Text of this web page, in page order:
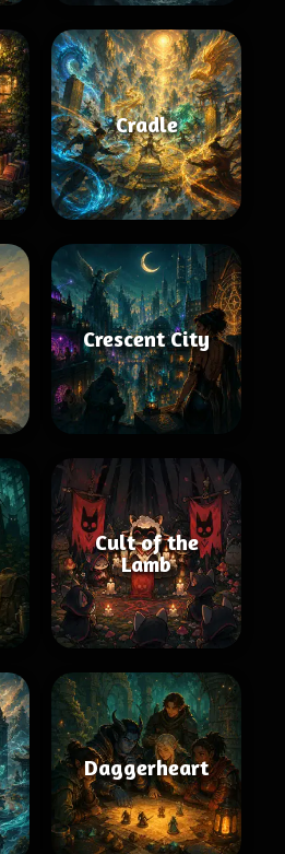
Cradle
Crescent City
Cult of the
Lamb
Daggerheart